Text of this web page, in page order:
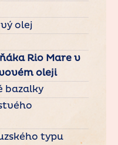
olej
Rio Mare v
oleji
bazalky
typu